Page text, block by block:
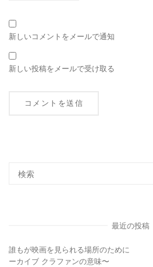
新しいコメントをメールで通知
新しい投稿をメールで受け取る
最近の投稿
誰もが映画を見られる場所の
ーカイブ クラファンの意味〜